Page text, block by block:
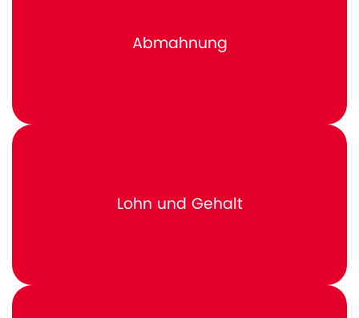
Abmahnung
Lohn und Gehalt